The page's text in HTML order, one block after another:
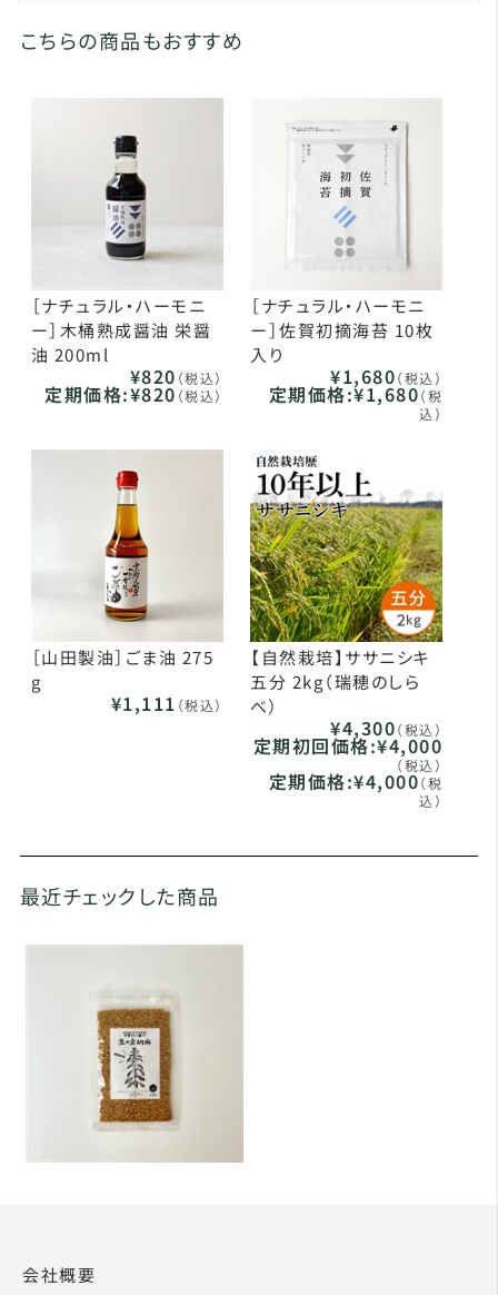
こちらの商品もおすすめ
［ナチュラル・ハーモニ
ー］木桶熟成醤油 栄醤
油 200ml
¥820 （税込）
定期価格:¥820 （税込）
［ナチュラル・ハーモニ
ー］佐賀初摘海苔 10枚
入り
¥1,680（税込）
定期価格:¥1,680（税
込）
［山田製油］ごま油 275
g
¥1,111 （税込）
【自然栽培】ササニシキ
五分 2kg（瑞穂のしら
べ）
¥4,300（税込）
定期初回価格:¥4,000
（税込）
定期価格:¥4,000（税
込）
最近チェックした商品
会社概要